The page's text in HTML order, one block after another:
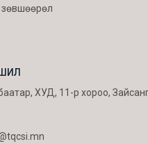
зөвшөөрөл
ХУД, 11-р хороо,